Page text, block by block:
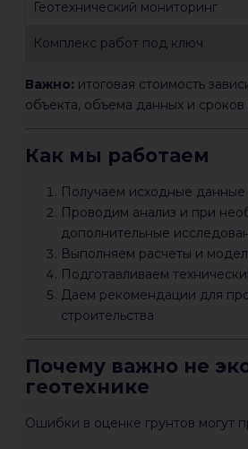
Геотехнический мониторинг
Комплекс работ под ключ
Важно: итоговая стоимость
объекта, объема данных и
Как мы работаем
Получаем исходные данные
Проводим анализ и при
дополнительные
Выполняем расчеты и
Подготавливаем
Даем рекомендации для
строительства
Почему важно не
геотехнике
Ошибки в оценке грунтов могут